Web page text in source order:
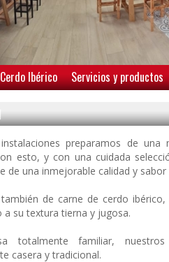
Ibérico Servicios y productos
preparamos de
esto, y con una cuidada
de una inmejorable calidad y
de carne de cerdo
a su textura tierna y jugosa.
totalmente familiar,
casera y tradicional.